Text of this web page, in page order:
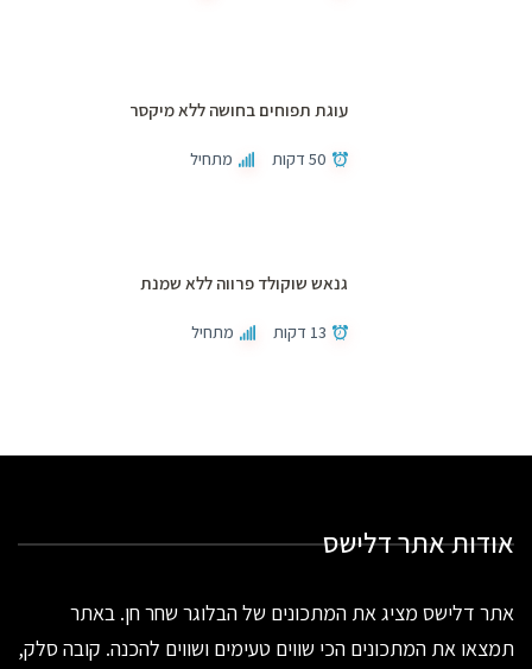
עוגת תפוחים בחושה ללא מיקסר
50 דקות מתחיל
גנאש שוקולד פרווה ללא שמנת
13 דקות מתחיל
אודות אתר דלישס
אתר דלישס מציג את המתכונים של הבלוגר שחר חן. באתר
תמצאו את המתכונים הכי שווים טעימים ושווים להכנה. קובה סלק,